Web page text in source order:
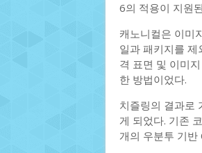
6의 적용이 지원
캐노니컬은 이미
일과 패키지를
격 표면 및 이미
한 방법이었다.
치즐링의 결과로
게 되었다. 기존
개의 우분투 기반